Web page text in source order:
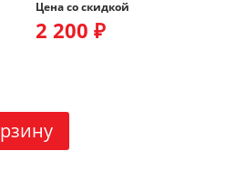
Цена со скидкой
2 200 ₽